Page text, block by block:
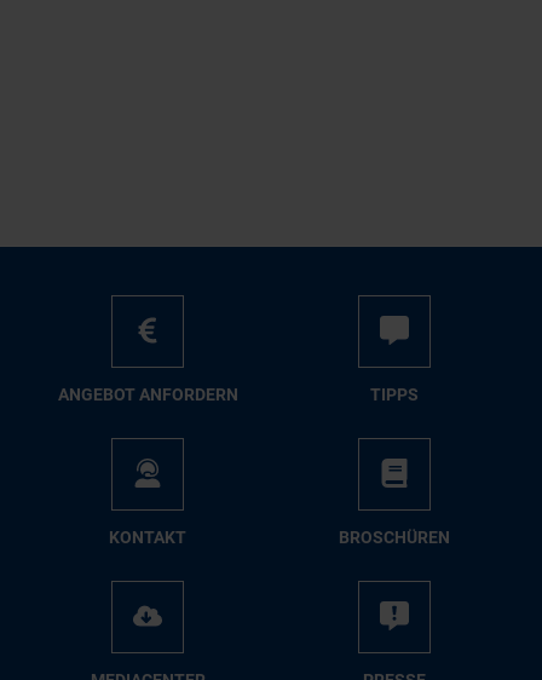
AN­GE­BOT AN­FOR­DERN TIPPS
KON­TAKT BRO­SCHÜ­REN